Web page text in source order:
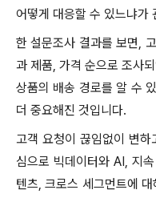
어떻게 대응할 수 있느냐가
한 설문조사 결과를 보면,
과 제품, 가격 순으로 조사
상품의 배송 경로를 알 수
더 중요해진 것입니다.
고객 요청이 끊임없이 변
심으로 빅데이터와 AI, 지
텐츠, 크로스 세그먼트에